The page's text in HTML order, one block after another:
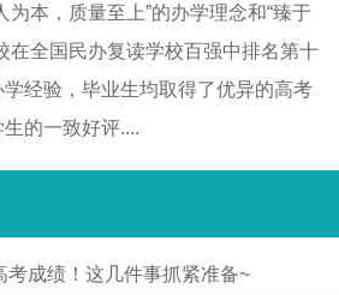
为本，质量至上”的办学理念和“臻于
在全国民办复读学校百强中排名第十
经验，毕业生均取得了优异的高考
的一致好评....
考成绩！这几件事抓紧准备~